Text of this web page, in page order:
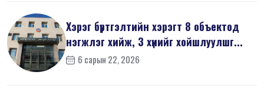
Хэрэг бүртгэлтийн хэрэгт 8 объектод
нэгжлэг хийж, 3 хүнийг хойшлуулшг...
6 сарын 22, 2026